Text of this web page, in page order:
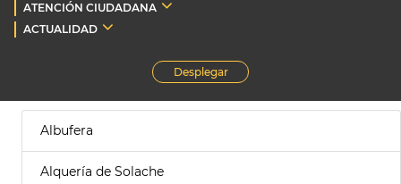
ATENCIÓN CIUDADANA
ACTUALIDAD
Desplegar
Albufera
Alquería de Solache